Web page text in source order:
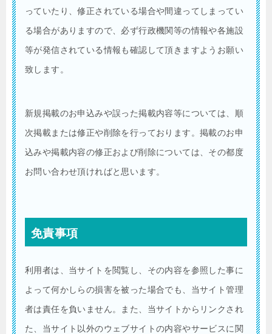
っていたり、修正されている場合や間違ってしまってい
る場合がありますので、必ず行政機関等の情報や各施設
等が発信されている情報も確認して頂きますようお願い
致します。
新規掲載のお申込みや誤った掲載内容等については、順
次掲載または修正や削除を行っております。掲載のお申
込みや掲載内容の修正および削除については、その都度
お問い合わせ頂ければと思います。
免責事項
利用者は、当サイトを閲覧し、その内容を参照した事に
よって何かしらの損害を被った場合でも、当サイト管理
者は責任を負いません。また、当サイトからリンクされ
た、当サイト以外のウェブサイトの内容やサービスに関